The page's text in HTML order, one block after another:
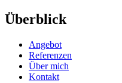
Überblick
Angebot
Referenzen
Über mich
Kontakt